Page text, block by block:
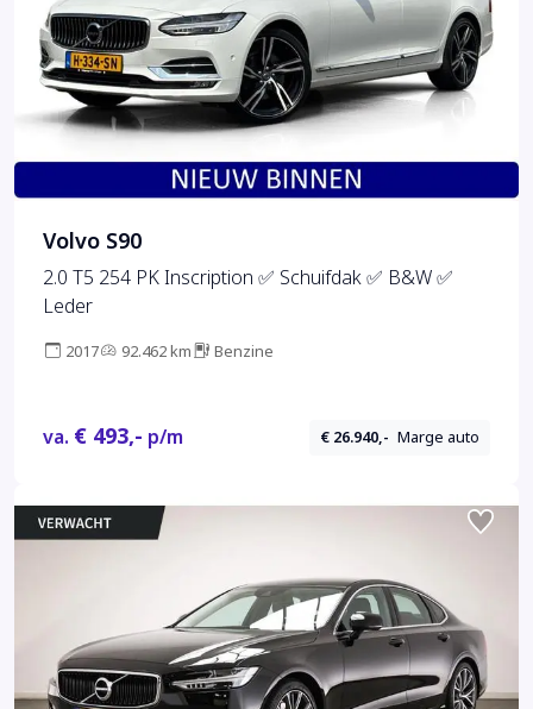
Volvo S90
2.0 T5 254 PK Inscription ✅ Schuifdak ✅ B&W ✅
Leder
2017 92.462 km Benzine
va. € 493,- p/m € 26.940,- Marge auto